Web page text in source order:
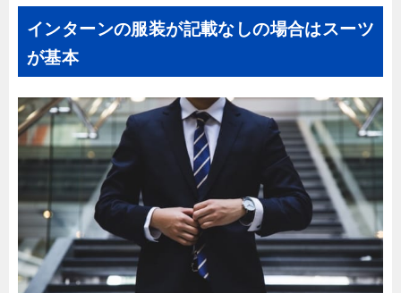
インターンの服装が記載なしの場合はスーツ
が基本